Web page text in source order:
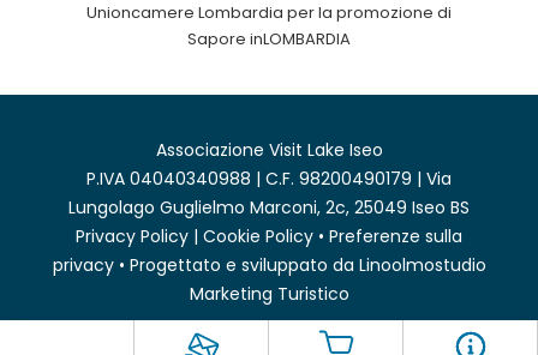
Unioncamere Lombardia per la promozione di
Sapore inLOMBARDIA
Associazione Visit Lake Iseo
P.IVA 04040340988 | C.F. 98200490179 | Via
Lungolago Guglielmo Marconi, 2c, 25049 Iseo BS
Privacy Policy | Cookie Policy • Preferenze sulla
privacy• Progettato e sviluppato da Linoolmostudio
Marketing Turistico